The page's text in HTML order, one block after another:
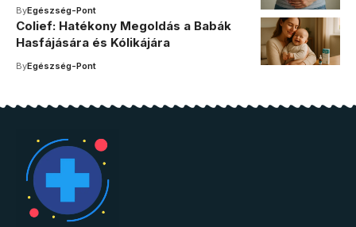
ByEgészség-Pont
Colief: Hatékony Megoldás a Babák
Hasfájására és Kólikájára
ByEgészség-Pont